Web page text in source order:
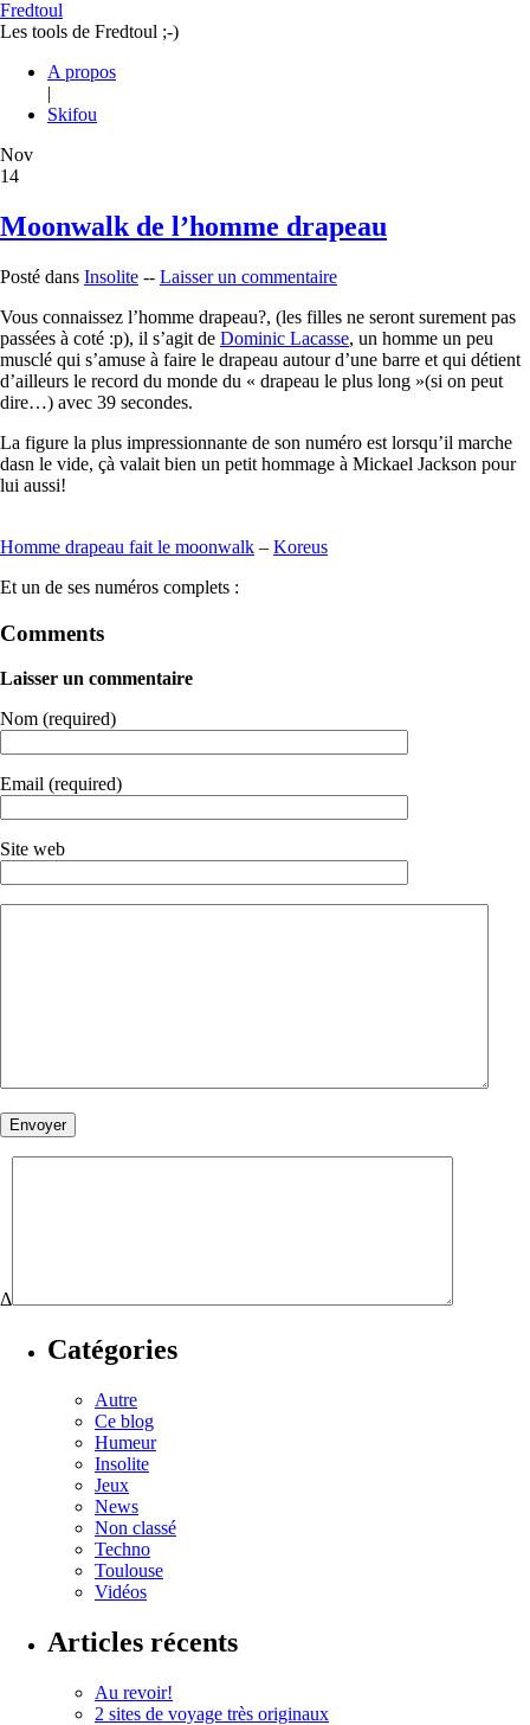
Fredtoul
Les tools de Fredtoul ;-)
A propos
|
Skifou
Nov
14
Moonwalk de l’homme drapeau
Posté dans Insolite -- Laisser un commentaire
Vous connaissez l’homme drapeau?, (les filles ne seront surement pas
passées à coté :p), il s’agit de Dominic Lacasse, un homme un peu
musclé qui s’amuse à faire le drapeau autour d’une barre et qui détient
d’ailleurs le record du monde du « drapeau le plus long »(si on peut
dire…) avec 39 secondes.
La figure la plus impressionnante de son numéro est lorsqu’il marche
dasn le vide, çà valait bien un petit hommage à Mickael Jackson pour
lui aussi!
Homme drapeau fait le moonwalk – Koreus
Et un de ses numéros complets :
Comments
Laisser un commentaire
Nom (required)
Email (required)
Site web
Δ
Catégories
Autre
Ce blog
Humeur
Insolite
Jeux
News
Non classé
Techno
Toulouse
Vidéos
Articles récents
Au revoir!
2 sites de voyage très originaux